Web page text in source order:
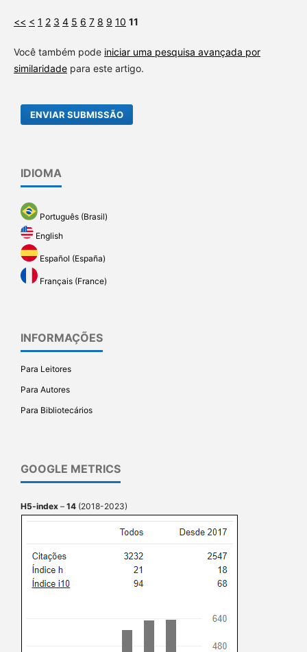
<< < 1 2 3 4 5 6 7 8 9 10 11
Você também pode iniciar uma pesquisa avançada por
similaridadepara este artigo.
ENVIAR SUBMISSÃO
IDIOMA
Português (Brasil)
English
Español (España)
Français (France)
INFORMAÇÕES
Para Leitores
Para Autores
Para Bibliotecários
GOOGLE METRICS
H5-index – 14 (2018-2023)